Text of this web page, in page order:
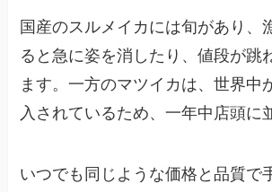
国産のスルメイカには旬があり、
ると急に姿を消したり、値段が跳
ます。一方のマツイカは、世界中
入されているため、一年中店頭に
いつでも同じような価格と品質で